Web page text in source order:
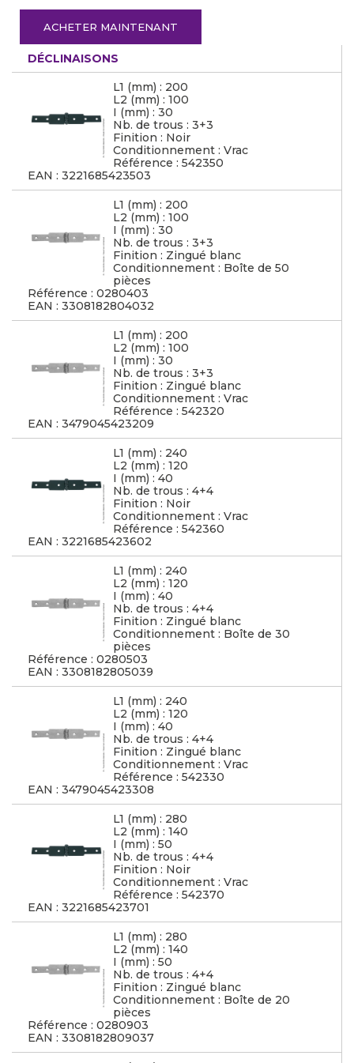
ACHETER MAINTENANT
DÉCLINAISONS
L1 (mm) : 200
L2 (mm) : 100
I (mm) : 30
Nb. de trous : 3+3
Finition : Noir
Conditionnement : Vrac
Référence : 542350
EAN : 3221685423503
L1 (mm) : 200
L2 (mm) : 100
I (mm) : 30
Nb. de trous : 3+3
Finition : Zingué blanc
Conditionnement : Boîte de 50
pièces
Référence : 0280403
EAN : 3308182804032
L1 (mm) : 200
L2 (mm) : 100
I (mm) : 30
Nb. de trous : 3+3
Finition : Zingué blanc
Conditionnement : Vrac
Référence : 542320
EAN : 3479045423209
L1 (mm) : 240
L2 (mm) : 120
I (mm) : 40
Nb. de trous : 4+4
Finition : Noir
Conditionnement : Vrac
Référence : 542360
EAN : 3221685423602
L1 (mm) : 240
L2 (mm) : 120
I (mm) : 40
Nb. de trous : 4+4
Finition : Zingué blanc
Conditionnement : Boîte de 30
pièces
Référence : 0280503
EAN : 3308182805039
L1 (mm) : 240
L2 (mm) : 120
I (mm) : 40
Nb. de trous : 4+4
Finition : Zingué blanc
Conditionnement : Vrac
Référence : 542330
EAN : 3479045423308
L1 (mm) : 280
L2 (mm) : 140
I (mm) : 50
Nb. de trous : 4+4
Finition : Noir
Conditionnement : Vrac
Référence : 542370
EAN : 3221685423701
L1 (mm) : 280
L2 (mm) : 140
I (mm) : 50
Nb. de trous : 4+4
Finition : Zingué blanc
Conditionnement : Boîte de 20
pièces
Référence : 0280903
EAN : 3308182809037